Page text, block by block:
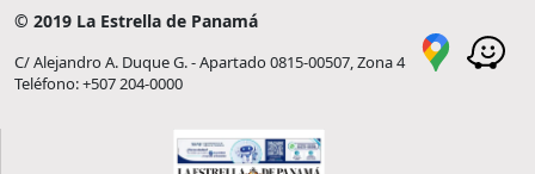
© 2019 La Estrella de Panamá
C/ Alejandro A. Duque G. - Apartado 0815-00507, Zona 4
Teléfono: +507 204-0000